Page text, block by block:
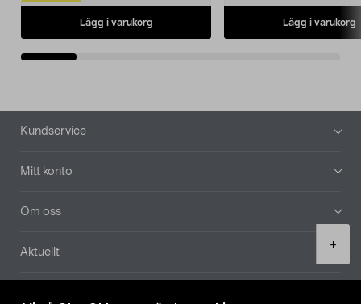
+
Lägg i varukorg Lägg i varukorg
Sidfot
Kundservice
Mitt konto
Om oss
Aktuellt